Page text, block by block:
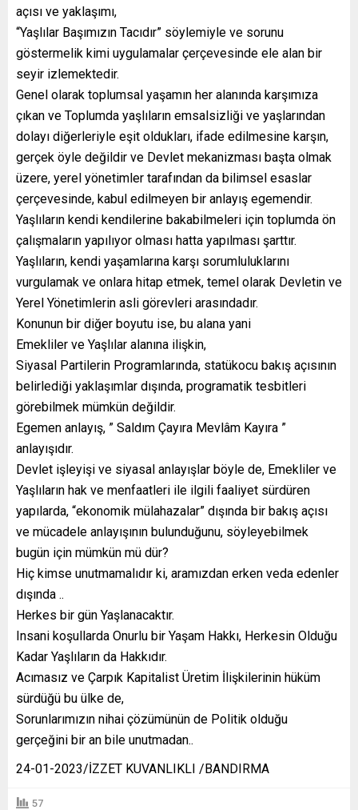
açısı ve yaklaşımı,
“Yaşlılar Başımızın Tacıdır” söylemiyle ve sorunu
göstermelik kimi uygulamalar çerçevesinde ele alan bir
seyir izlemektedir.
Genel olarak toplumsal yaşamın her alanında karşımıza
çıkan ve Toplumda yaşlıların emsalsizliği ve yaşlarından
dolayı diğerleriyle eşit oldukları, ifade edilmesine karşın,
gerçek öyle değildir ve Devlet mekanizması başta olmak
üzere, yerel yönetimler tarafından da bilimsel esaslar
çerçevesinde, kabul edilmeyen bir anlayış egemendir.
Yaşlıların kendi kendilerine bakabilmeleri için toplumda ön
çalışmaların yapılıyor olması hatta yapılması şarttır.
Yaşlıların, kendi yaşamlarına karşı sorumluluklarını
vurgulamak ve onlara hitap etmek, temel olarak Devletin ve
Yerel Yönetimlerin asli görevleri arasındadır.
Konunun bir diğer boyutu ise, bu alana yani
Emekliler ve Yaşlılar alanına ilişkin,
Siyasal Partilerin Programlarında, statükocu bakış açısının
belirlediği yaklaşımlar dışında, programatik tesbitleri
görebilmek mümkün değildir.
Egemen anlayış, ” Saldım Çayıra Mevlâm Kayıra ”
anlayışıdır.
Devlet işleyişi ve siyasal anlayışlar böyle de, Emekliler ve
Yaşlıların hak ve menfaatleri ile ilgili faaliyet sürdüren
yapılarda, “ekonomik mülahazalar” dışında bir bakış açısı
ve mücadele anlayışının bulunduğunu, söyleyebilmek
bugün için mümkün mü dür?
Hiç kimse unutmamalıdır ki, aramızdan erken veda edenler
dışında ..
Herkes bir gün Yaşlanacaktır.
Insani koşullarda Onurlu bir Yaşam Hakkı, Herkesin Olduğu
Kadar Yaşlıların da Hakkıdır.
Acımasız ve Çarpık Kapitalist Üretim İlişkilerinin hüküm
sürdüğü bu ülke de,
Sorunlarımızın nihai çözümünün de Politik olduğu
gerçeğini bir an bile unutmadan..
24-01-2023/İZZET KUVANLIKLI /BANDIRMA
57